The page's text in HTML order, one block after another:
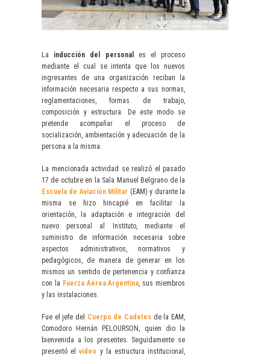
La inducción del personal
es el proceso
mediante el cual se intenta que los nuevos
ingresantes de una organización reciban la
información necesaria respecto a sus normas,
reglamentaciones, formas de trabajo,
composición y estructura. De este modo se
pretende acompañar el proceso de
socialización, ambientación y adecuación de la
persona a la misma.
La mencionada actividad se realizó el pasado
17 de octubre en la Sala Manuel Belgrano de la
Escuela de Aviación Militar (EAM) y durante la
misma se hizo hincapié en facilitar la
orientación, la adaptación e integración del
nuevo personal al Instituto, mediante el
suministro de información necesaria sobre
aspectos administrativos, normativos y
pedagógicos, de manera de generar en los
mismos un sentido de pertenencia y confianza
con la Fuerza Aérea Argentina, sus miembros
y las instalaciones.
Fue el jefe del Cuerpo de Cadetes de la EAM,
Comodoro Hernán PELOURSON, quien dio la
bienvenida a los presentes. Seguidamente se
presentó elvideo y la estructura institucional,